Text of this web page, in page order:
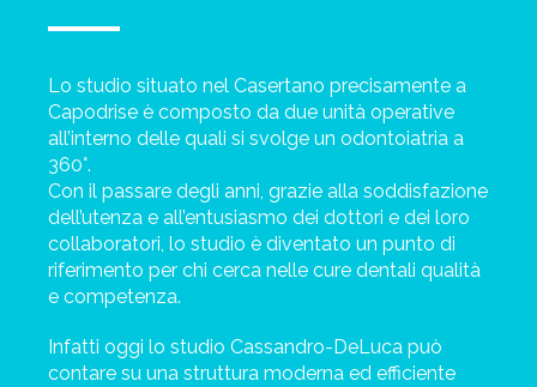
Lo studio situato nel Casertano precisamente a
Capodrise è composto da due unità operative
all’interno delle quali si svolge un odontoiatria a
360°.
Con il passare degli anni, grazie alla soddisfazione
dell’utenza e all’entusiasmo dei dottori e dei loro
collaboratori, lo studio è diventato un punto di
riferimento per chi cerca nelle cure dentali qualità
e competenza.
Infatti oggi lo studio Cassandro-DeLuca può
contare su una struttura moderna ed efficiente